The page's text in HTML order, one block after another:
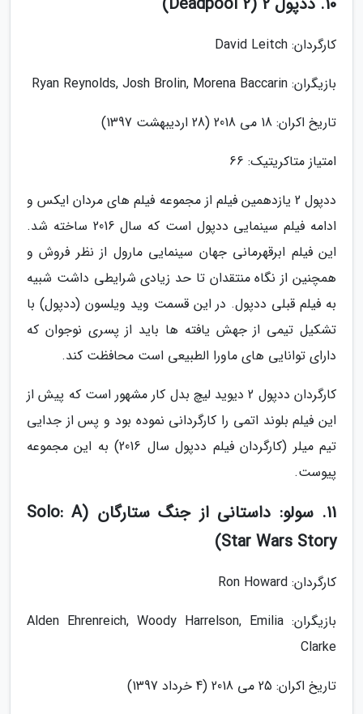
کارگردان: David Leitch
بازیگران: Ryan Reynolds, Josh Brolin, Morena Baccarin
تاریخ اکران: 18 می 2018 (28 اردیبهشت 1397)
امتیاز متاکریتیک: 66
ددپول 2 یازدهمین فیلم از مجموعه فیلم های مردان ایکس و
ادامه فیلم سینمایی ددپول است که سال 2016 ساخته شد.
این فیلم ابرقهرمانی جهان سینمایی مارول از نظر فروش و
همچنین از نگاه منتقدان تا حد زیادی شرایطی داشت شبیه
به فیلم قبلی ددپول. در این قسمت وید ویلسون (ددپول) با
تشکیل تیمی از جهش یافته ها باید از پسری نوجوان که
دارای توانایی های ماورا الطبیعی است محافظت کند.
کارگردان ددپول 2 دیوید لیچ بدل کار مشهور است که پیش از
این فیلم بلوند اتمی را کارگردانی نموده بود و پس از جدایی
تیم میلر (کارگردان فیلم ددپول سال 2016) به این مجموعه
پیوست.
11. سولو: داستانی از جنگ ستارگان (Solo: A
Star Wars Story)
کارگردان: Ron Howard
بازیگران: Alden Ehrenreich, Woody Harrelson, Emilia
Clarke
تاریخ اکران: 25 می 2018 (4 خرداد 1397)